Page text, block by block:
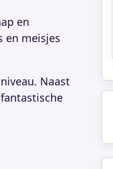
en
en meisjes
Naast